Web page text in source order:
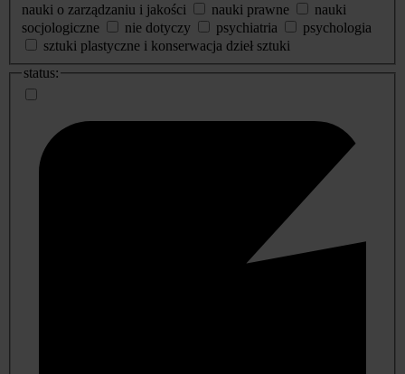
nauki o zarządzaniu i jakości
nauki prawne
nauki
socjologiczne
nie dotyczy psychiatria
psychologia
sztuki plastyczne i konserwacja dzieł sztuki
status: